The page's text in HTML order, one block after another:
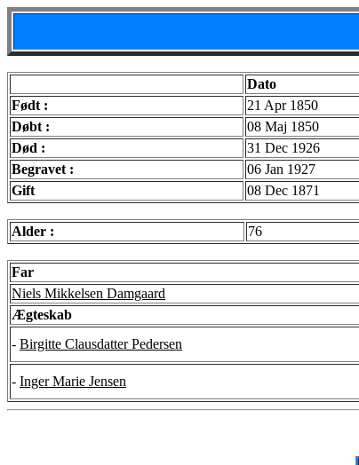
Dato
Født :
21 Apr 1850
Døbt :
08 Maj 1850
Død :
31 Dec 1926
Begravet :
06 Jan 1927
Gift
08 Dec 1871
Alder : 76
Far
Niels Mikkelsen Damgaard
Ægteskab
- Birgitte Clausdatter Pedersen
- Inger Marie Jensen